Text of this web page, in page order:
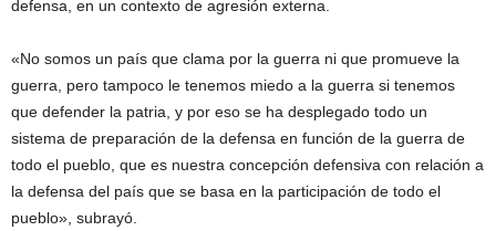
defensa, en un contexto de agresión externa.
«No somos un país que clama por la guerra ni que promueve la
guerra, pero tampoco le tenemos miedo a la guerra si tenemos
que defender la patria, y por eso se ha desplegado todo un
sistema de preparación de la defensa en función de la guerra de
todo el pueblo, que es nuestra concepción defensiva con relación a
la defensa del país que se basa en la participación de todo el
pueblo», subrayó.